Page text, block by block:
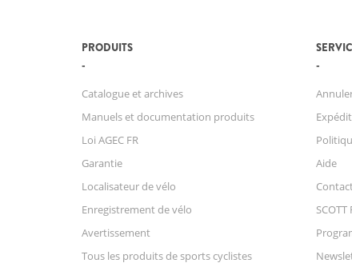
PRODUITS
Catalogue et archives
Manuels et documentation produits
Loi AGEC FR
Garantie
Localisateur de vélo
Enregistrement de vélo
Avertissement
Tous les produits de sports cyclistes
Aide